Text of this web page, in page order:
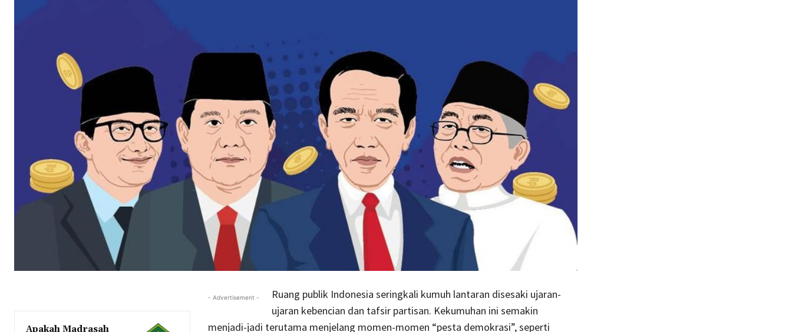
Apakah Madrasah
- Advertisement -
Ruang publik Indonesia seringkali kumuh lantaran disesaki ujaran-
ujaran kebencian dan tafsir partisan. Kekumuhan ini semakin
menjadi-jadi terutama menjelang momen-momen “pesta demokrasi”, seperti